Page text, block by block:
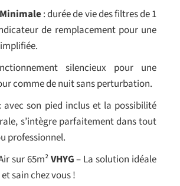
: durée de vie des filtres de 1
de remplacement pour une
silencieux pour une
comme de nuit sans perturbation.
: avec son pied inclus et la possibilité
s’intègre parfaitement dans tout
professionnel.
sur 65m²VHYG– La solution idéale
sain chez vous !